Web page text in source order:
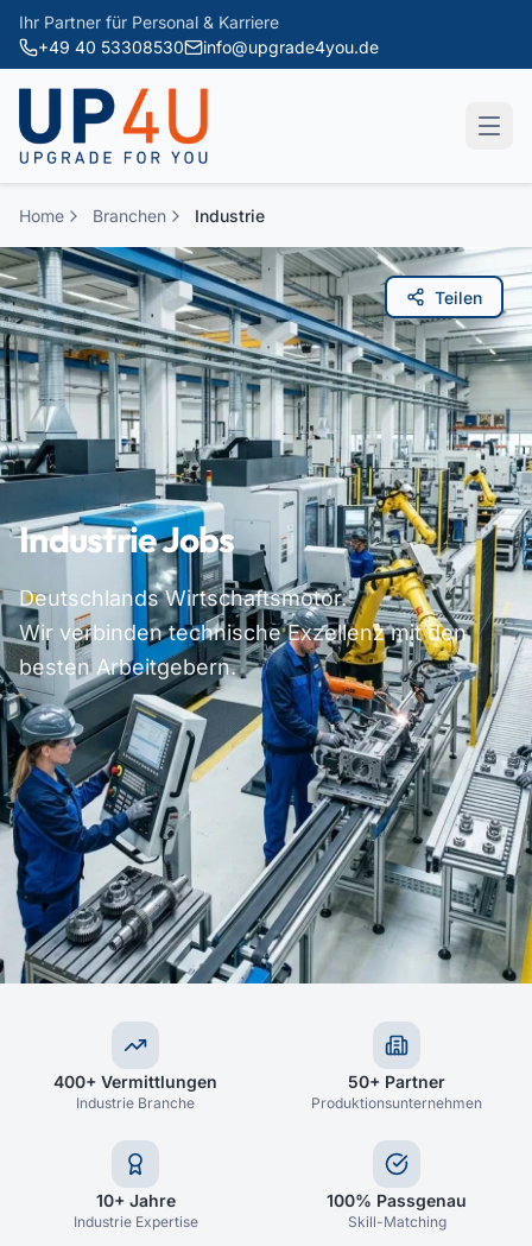
Zum Hauptinhalt springen
Ihr Partner für Personal & Karriere
+49 40 53308530
info@upgrade4you.de
Home Branchen Industrie
Teilen
Industrie Jobs
Deutschlands Wirtschaftsmotor.
Wir verbinden technische Exzellenz mit den
besten Arbeitgebern.
400+ Vermittlungen
Industrie Branche
50+ Partner
Produktionsunternehmen
10+ Jahre
Industrie Expertise
100% Passgenau
Skill-Matching